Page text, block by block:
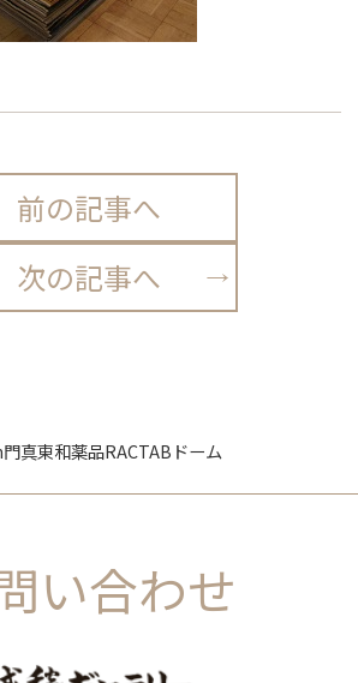
前の記事へ
次の記事へ
真東和薬品RACTABドーム
い合わせ